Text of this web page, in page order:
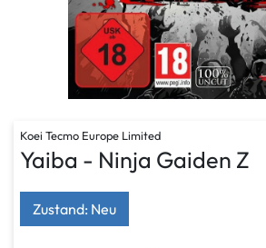
Koei Tecmo Europe Limited
Yaiba - Ninja Gaiden Z
Zustand: Neu